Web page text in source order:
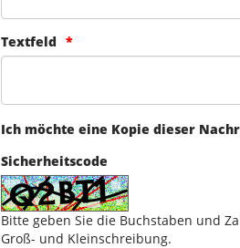
Textfeld
Ich möchte eine Kopie dieser
Sicherheitscode
Bitte geben Sie die Buchstaben und
Groß- und Kleinschreibung.